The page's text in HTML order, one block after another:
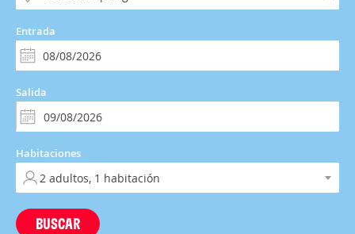
Entrada
Salida
Habitaciones
BUSCAR